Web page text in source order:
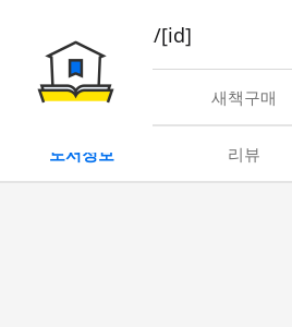
book/rent/[id]
대여 새책구매
도서정보 리뷰